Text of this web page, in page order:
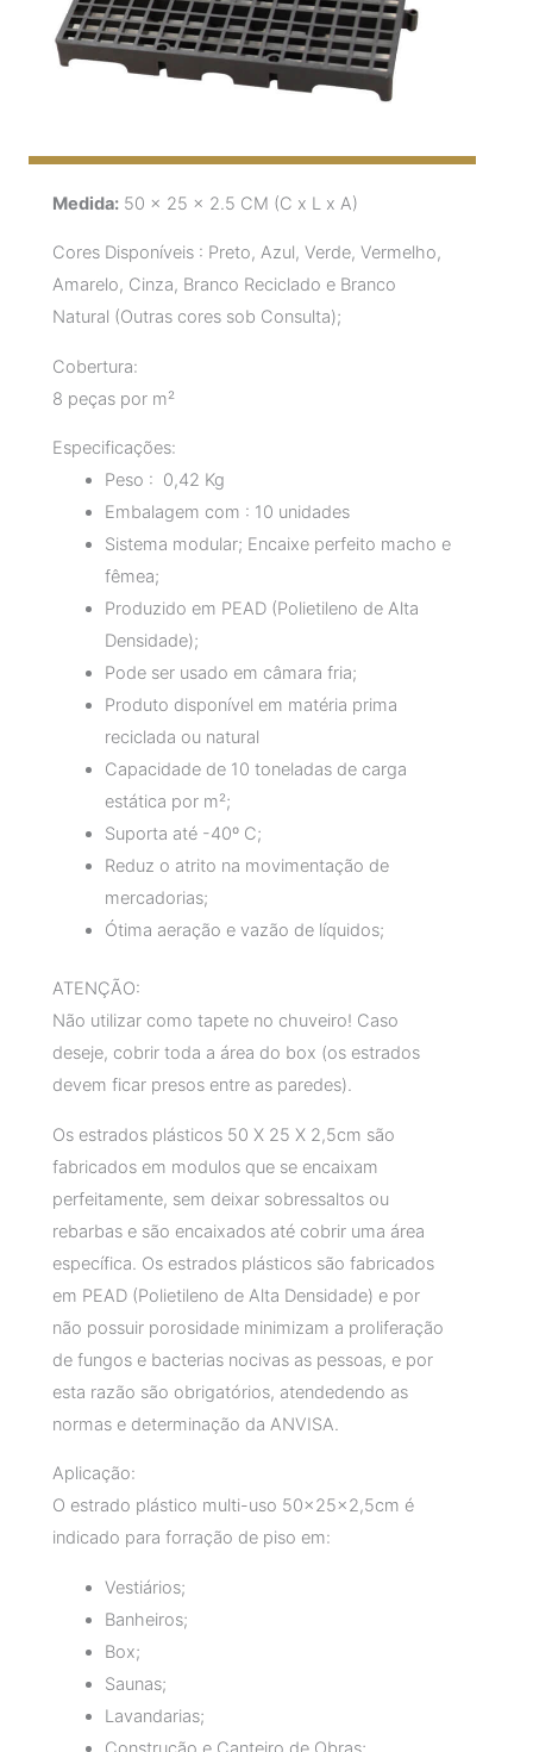
Medida: 50 x 25 x 2.5 CM (C x L x A)
Cores Disponíveis : Preto, Azul, Verde, Vermelho,
Amarelo, Cinza, Branco Reciclado e Branco
Natural (Outras cores sob Consulta);
Cobertura:
8 peças por m²
Especificações:
Peso : 0,42 Kg
Embalagem com : 10 unidades
Sistema modular; Encaixe perfeito macho e
fêmea;
Produzido em PEAD (Polietileno de Alta
Densidade);
Pode ser usado em câmara fria;
Produto disponível em matéria prima
reciclada ou natural
Capacidade de 10 toneladas de carga
estática por m²;
Suporta até -40º C;
Reduz o atrito na movimentação de
mercadorias;
Ótima aeração e vazão de líquidos;
ATENÇÃO:
Não utilizar como tapete no chuveiro! Caso
deseje, cobrir toda a área do box (os estrados
devem ficar presos entre as paredes).
Os estrados plásticos 50 X 25 X 2,5cm são
fabricados em modulos que se encaixam
perfeitamente, sem deixar sobressaltos ou
rebarbas e são encaixados até cobrir uma área
específica. Os estrados plásticos são fabricados
em PEAD (Polietileno de Alta Densidade) e por
não possuir porosidade minimizam a proliferação
de fungos e bacterias nocivas as pessoas, e por
esta razão são obrigatórios, atendedendo as
normas e determinação da ANVISA.
Aplicação:
O estrado plástico multi-uso 50x25x2,5cm é
indicado para forração de piso em:
Vestiários;
Banheiros;
Box;
Saunas;
Lavandarias;